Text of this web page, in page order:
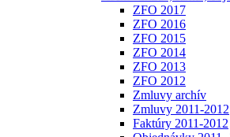
ZFO 2017
ZFO 2016
ZFO 2015
ZFO 2014
ZFO 2013
ZFO 2012
Zmluvy archív
Zmluvy 2011-2012
Faktúry 2011-2012